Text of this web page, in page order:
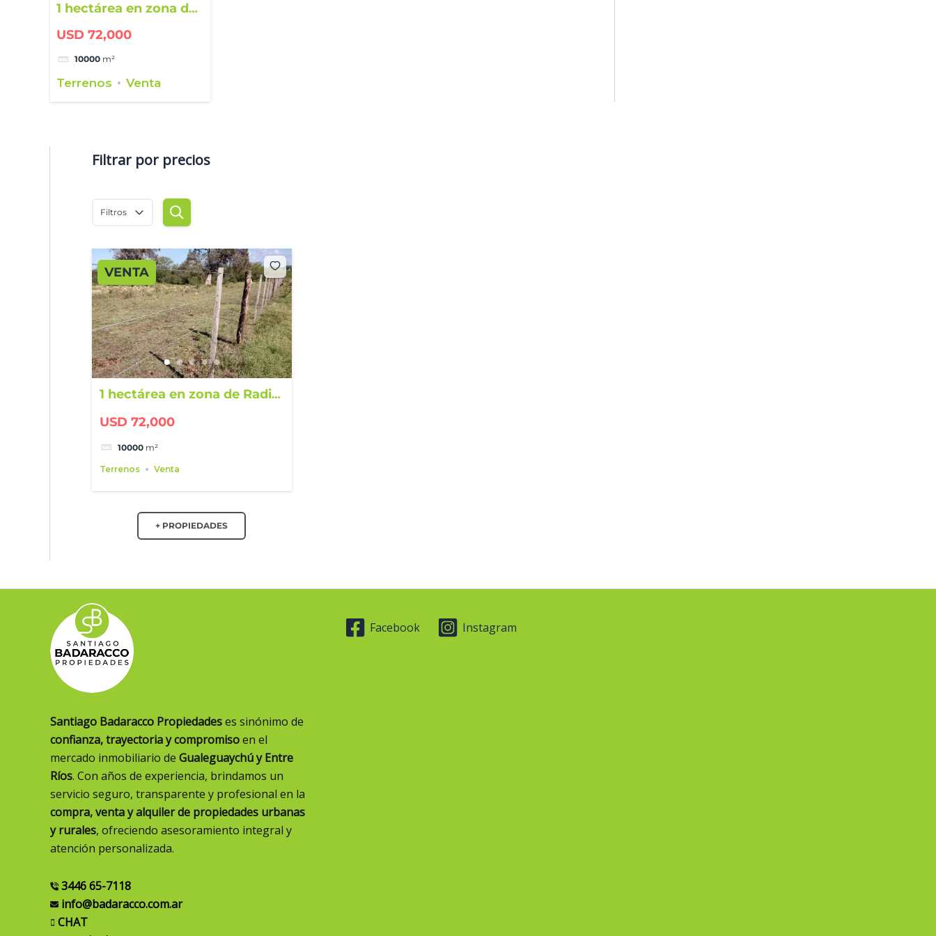
1 hectárea en zona de
USD 72,000
10000 m²
Terrenos Venta
Filtrar por precios
Filtros
VENTA
1 hectárea en zona de Radio
USD 72,000
10000 m²
Terrenos Venta
+ PROPIEDADES
Santiago Badaracco Propiedadeses sinónimo de
confianza, trayectoria y compromisoen el
mercado inmobiliario de Gualeguaychú y Entre
Ríos. Con años de experiencia, brindamos un
servicio seguro, transparente y profesional en la
compra, venta y alquiler de propiedades urbanas
y rurales, ofreciendo asesoramiento integral y
atención personalizada.
3446 65-7118
info@badaracco.com.ar
CHAT
Facebook Instagram